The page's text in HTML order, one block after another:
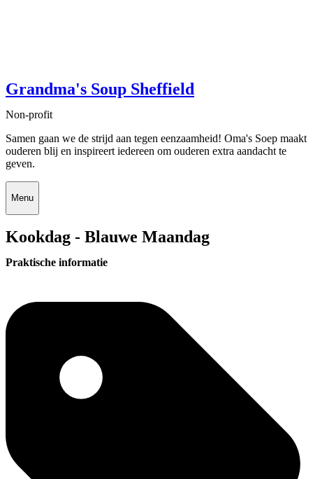
Grandma's Soup Sheffield
Non-profit
Samen gaan we de strijd aan tegen eenzaamheid! Oma's Soep maakt
ouderen blij en inspireert iedereen om ouderen extra aandacht te
geven.
Menu
Kookdag - Blauwe Maandag
Praktische informatie